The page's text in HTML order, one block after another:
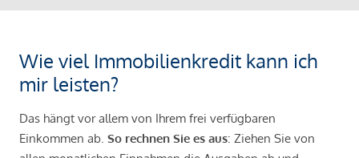
Wie viel Immobilienkredit kann ich
mir leisten?
Das hängt vor allem von Ihrem frei verfügbaren
Einkommen ab. So rechnen Sie es aus: Ziehen Sie von